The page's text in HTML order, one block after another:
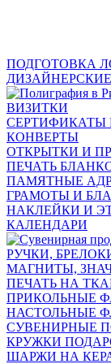
ПОДГОТОВКА
ВИЗИТКИ
КОНВЕРТЫ
ОТКРЫТКИ И
ПЕЧАТЬ
ПАМЯТНЫЕ
ГРАМОТЫ И
НАКЛЕЙКИ И
КАЛЕНДАРИ
РУЧКИ,
МАГНИТЫ,
ПЕЧАТЬ НА
ПРИКОЛЬНЫЕ
НАСТОЛЬНЫЕ
СУВЕНИРНЫЕ
КРУЖКИ
ШАРЖИ НА